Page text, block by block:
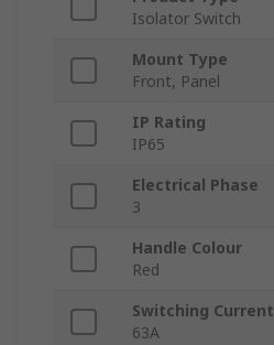
Isolator Switch
Mount Type
Front, Panel
IP Rating
IP65
Electrical Phase
3
Handle Colour
Red
Switching Current
63A